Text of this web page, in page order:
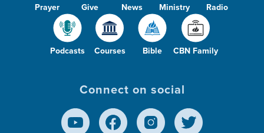
Prayer Give News Ministry Radio
Podcasts Courses Bible CBN Family
Connect on social